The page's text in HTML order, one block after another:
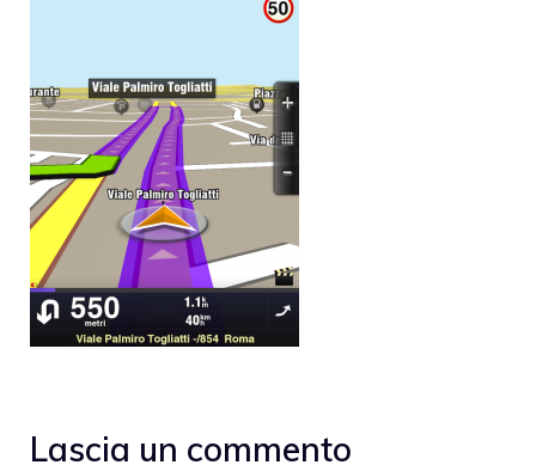
Lascia un commento